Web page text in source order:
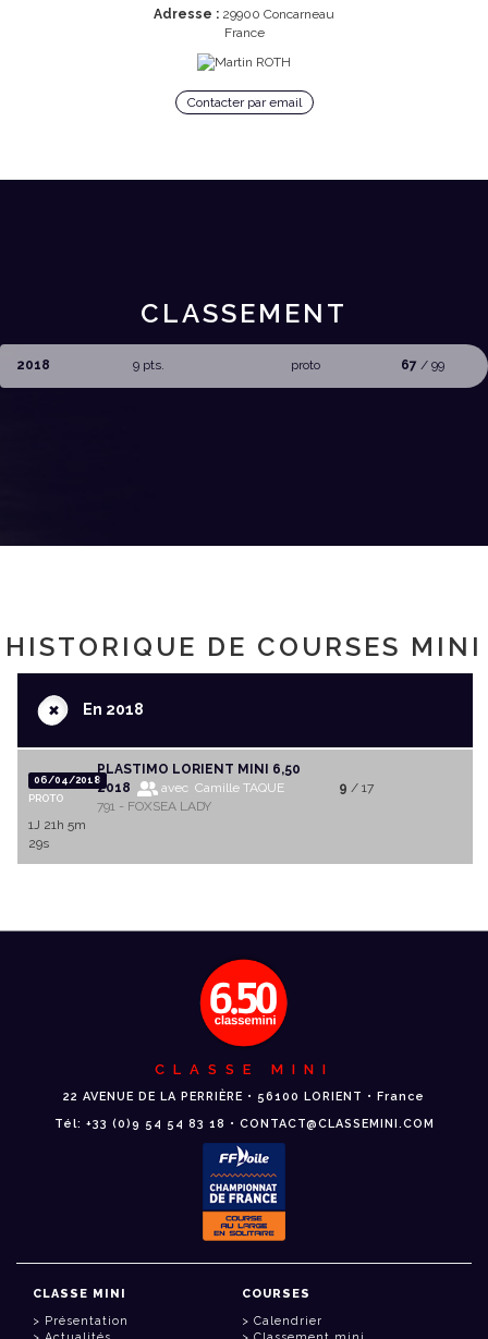
Adresse : 29900 Concarneau
France
Contacter par email
CLASSEMENT
2018 9 pts. proto 67 / 99
HISTORIQUE DE COURSES MINI
+En 2018
06/04/2018
PROTO
PLASTIMO LORIENT MINI 6,50
2018
avec Camille TAQUE
791 - FOXSEA LADY
9 / 17
1J 21h 5m
29s
CLASSE MINI
22 AVENUE DE LA PERRIÈRE • 56100 LORIENT • France
Tél: +33 (0)9 54 54 83 18 • CONTACT@CLASSEMINI.COM
CLASSE MINI
Présentation
COURSES
Calendrier